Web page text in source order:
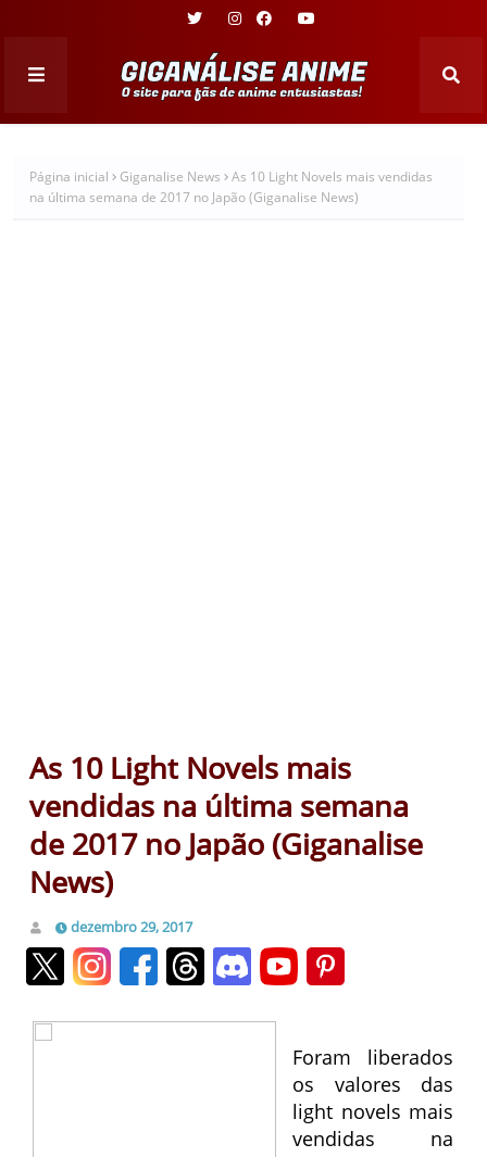
Página inicial Giganalise News
As 10 Light Novels mais vendidas
na última semana de 2017 no Japão (Giganalise News)
As 10 Light Novels mais
vendidas na última semana
de 2017 no Japão (Giganalise
News)
dezembro 29, 2017
Foram liberados
os valores das
light novels mais
vendidas na